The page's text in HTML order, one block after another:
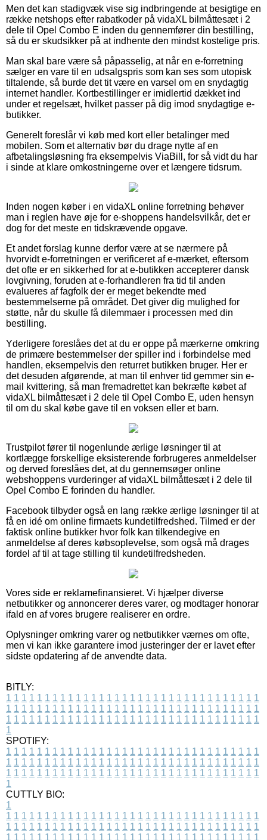
Men det kan stadigvæk vise sig indbringende at besigtige en
række netshops efter rabatkoder på vidaXL bilmåttesæt i 2
dele til Opel Combo E inden du gennemfører din bestilling,
så du er skudsikker på at indhente den mindst kostelige pris.
Man skal bare være så påpasselig, at når en e-forretning
sælger en vare til en udsalgspris som kan ses som utopisk
tiltalende, så burde det tit være en varsel om en snydagtig
internet handler. Kortbestillinger er imidlertid dækket ind
under et regelsæt, hvilket passer på dig imod snydagtige e-
butikker.
Generelt foreslår vi køb med kort eller betalinger med
mobilen. Som et alternativ bør du drage nytte af en
afbetalingsløsning fra eksempelvis ViaBill, for så vidt du har
i sinde at klare omkostningerne over et længere tidsrum.
Inden nogen køber i en vidaXL online forretning behøver
man i reglen have øje for e-shoppens handelsvilkår, det er
dog for det meste en tidskrævende opgave.
Et andet forslag kunne derfor være at se nærmere på
hvorvidt e-forretningen er verificeret af e-mærket, eftersom
det ofte er en sikkerhed for at e-butikken accepterer dansk
lovgivning, foruden at e-forhandleren fra tid til anden
evalueres af fagfolk der er meget bekendte med
bestemmelserne på området. Det giver dig mulighed for
støtte, når du skulle få dilemmaer i processen med din
bestilling.
Yderligere foreslåes det at du er oppe på mærkerne omkring
de primære bestemmelser der spiller ind i forbindelse med
handlen, eksempelvis den returret butikken bruger. Her er
det desuden afgørende, at man til enhver tid gemmer sin e-
mail kvittering, så man fremadrettet kan bekræfte købet af
vidaXL bilmåttesæt i 2 dele til Opel Combo E, uden hensyn
til om du skal købe gave til en voksen eller et barn.
Trustpilot fører til nogenlunde ærlige løsninger til at
kortlægge forskellige eksisterende forbrugeres anmeldelser
og derved foreslåes det, at du gennemsøger online
webshoppens vurderinger af vidaXL bilmåttesæt i 2 dele til
Opel Combo E forinden du handler.
Facebook tilbyder også en lang række ærlige løsninger til at
få en idé om online firmaets kundetilfredshed. Tilmed er der
faktisk online butikker hvor folk kan tilkendegive en
anmeldelse af deres købsoplevelse, som også må drages
fordel af til at tage stilling til kundetilfredsheden.
Vores side er reklamefinansieret. Vi hjælper diverse
netbutikker og annoncerer deres varer, og modtager honorar
ifald en af vores brugere realiserer en ordre.
Oplysninger omkring varer og netbutikker værnes om ofte,
men vi kan ikke garantere imod justeringer der er lavet efter
sidste opdatering af de anvendte data.
BITLY:
1 1 1 1 1 1 1 1 1 1 1 1 1 1 1 1 1 1 1 1 1 1 1 1 1 1 1 1 1 1 1 1 1
1 1 1 1 1 1 1 1 1 1 1 1 1 1 1 1 1 1 1 1 1 1 1 1 1 1 1 1 1 1 1 1 1
1 1 1 1 1 1 1 1 1 1 1 1 1 1 1 1 1 1 1 1 1 1 1 1 1 1 1 1 1 1 1 1 1
1
SPOTIFY:
1 1 1 1 1 1 1 1 1 1 1 1 1 1 1 1 1 1 1 1 1 1 1 1 1 1 1 1 1 1 1 1 1
1 1 1 1 1 1 1 1 1 1 1 1 1 1 1 1 1 1 1 1 1 1 1 1 1 1 1 1 1 1 1 1 1
1 1 1 1 1 1 1 1 1 1 1 1 1 1 1 1 1 1 1 1 1 1 1 1 1 1 1 1 1 1 1 1 1
1
CUTTLY BIO:
1
1 1 1 1 1 1 1 1 1 1 1 1 1 1 1 1 1 1 1 1 1 1 1 1 1 1 1 1 1 1 1 1 1
1 1 1 1 1 1 1 1 1 1 1 1 1 1 1 1 1 1 1 1 1 1 1 1 1 1 1 1 1 1 1 1 1
1 1 1 1 1 1 1 1 1 1 1 1 1 1 1 1 1 1 1 1 1 1 1 1 1 1 1 1 1 1 1 1 1